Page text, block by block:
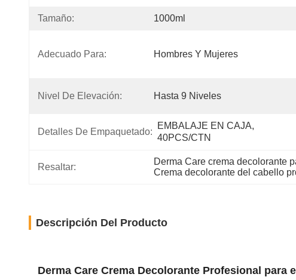
Tamaño: 1000ml
Adecuado Para: Hombres Y Mujeres
Nivel De Elevación: Hasta 9 Niveles
Detalles De Empaquetado:
EMBALAJE EN CAJA,
40PCS/CTN
Resaltar:
Derma Care crema decolorante
Crema decolorante del cabello
Descripción Del Producto
Derma Care Crema Decolorante Profesional